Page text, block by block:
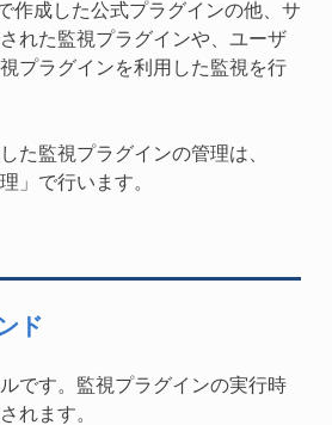
作成した公式プラグインの他、サ
れた監視プラグインや、ユーザ
プラグインを利用した監視を行
た監視プラグインの管理は、
」で行います。
ド
です。監視プラグインの実行時
れます。